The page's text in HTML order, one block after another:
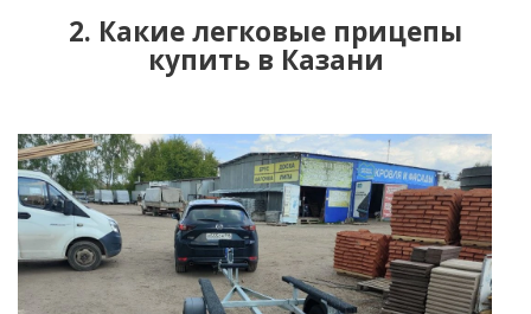
2. Какие легковые прицепы
купить в Казани